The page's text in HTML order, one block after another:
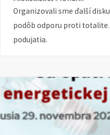
Organizovali sme ďalší
podôb odporu proti
podujatia.